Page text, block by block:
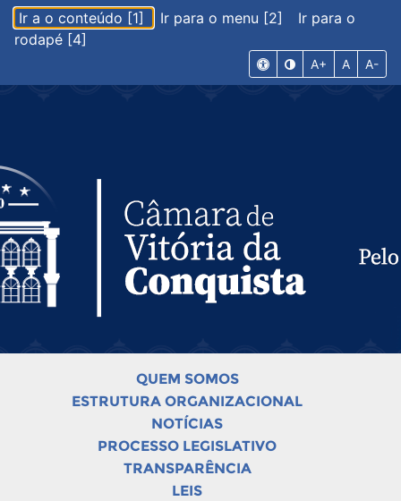
Ir a o conteúdo [1] Ir para o menu [2]
Ir para o
rodapé [4]
A+ A A-
QUEM SOMOS
ESTRUTURA ORGANIZACIONAL
NOTÍCIAS
PROCESSO LEGISLATIVO
TRANSPARÊNCIA
LEIS